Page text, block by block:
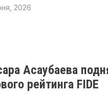
2026
Асаубаева
рейтинга FIDE